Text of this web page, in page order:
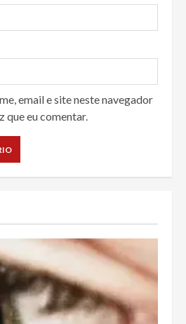
email e site neste navegador
que eu comentar.